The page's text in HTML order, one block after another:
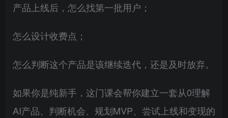
产品上线后，怎么找第一批用户；
怎么设计收费点；
怎么判断这个产品是该继续迭代，还是及时放弃。
如果你是纯新手，这门课会帮你建立一套从0理解
AI产品、判断机会、规划MVP、尝试上线和变现的